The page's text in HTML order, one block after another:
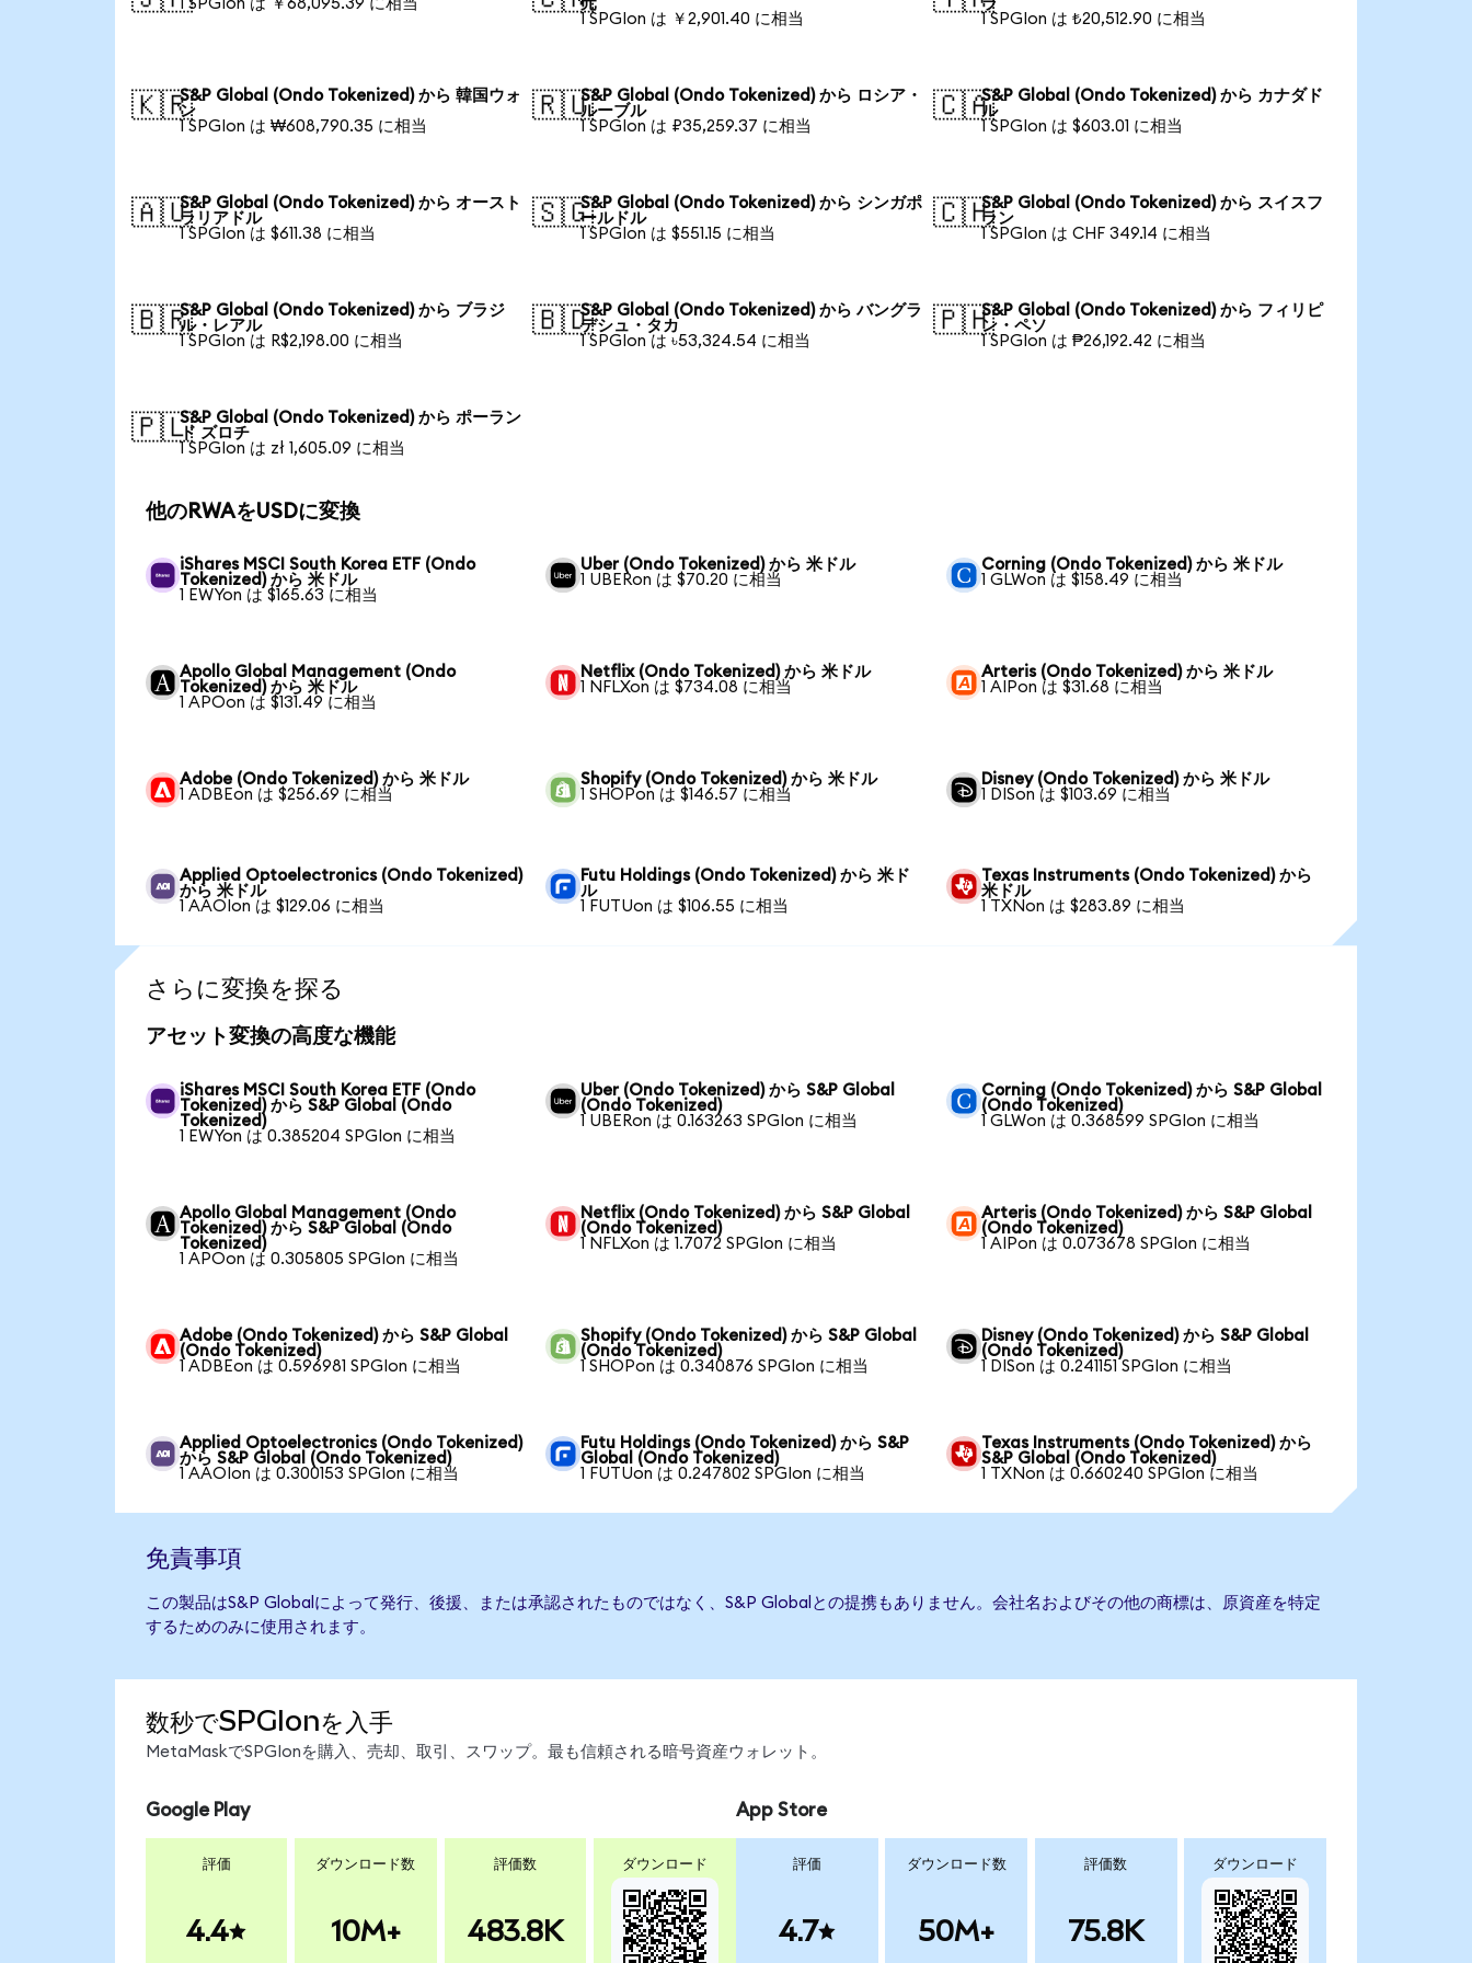
1 SPGIon は ￥68,095.39 に相当
元
1 SPGIon は ￥2,901.40 に相当
ラ
1 SPGIon は ₺20,512.90 に相当
🇰🇷S&P Global (Ondo Tokenized) から 韓国ウォ
ン
1 SPGIon は ₩608,790.35 に相当
🇷🇺S&P Global (Ondo Tokenized) から ロシア・
ルーブル
1 SPGIon は ₽35,259.37 に相当
🇨🇦S&P Global (Ondo Tokenized) から カナダド
ル
1 SPGIon は $603.01 に相当
🇦🇺S&P Global (Ondo Tokenized) から オースト
ラリアドル
1 SPGIon は $611.38 に相当
🇸🇬S&P Global (Ondo Tokenized) から シンガポ
ールドル
1 SPGIon は $551.15 に相当
🇨🇭S&P Global (Ondo Tokenized) から スイスフ
ラン
1 SPGIon は CHF 349.14 に相当
🇧🇷S&P Global (Ondo Tokenized) から ブラジ
ル・レアル
1 SPGIon は R$2,198.00 に相当
🇧🇩S&P Global (Ondo Tokenized) から バングラ
デシュ・タカ
1 SPGIon は ৳53,324.54 に相当
🇵🇭S&P Global (Ondo Tokenized) から フィリピ
ン・ペソ
1 SPGIon は ₱26,192.42 に相当
🇵🇱S&P Global (Ondo Tokenized) から ポーラン
ド ズロチ
1 SPGIon は zł 1,605.09 に相当
他のRWAをUSDに変換
iShares MSCI South Korea ETF (Ondo
Tokenized) から 米ドル
1 EWYon は $165.63 に相当
Uber (Ondo Tokenized) から 米ドル
1 UBERon は $70.20 に相当
Corning (Ondo Tokenized) から 米ドル
1 GLWon は $158.49 に相当
Apollo Global Management (Ondo
Tokenized) から 米ドル
1 APOon は $131.49 に相当
Netflix (Ondo Tokenized) から 米ドル
1 NFLXon は $734.08 に相当
Arteris (Ondo Tokenized) から 米ドル
1 AIPon は $31.68 に相当
Adobe (Ondo Tokenized) から 米ドル
1 ADBEon は $256.69 に相当
Shopify (Ondo Tokenized) から 米ドル
1 SHOPon は $146.57 に相当
Disney (Ondo Tokenized) から 米ドル
1 DISon は $103.69 に相当
Applied Optoelectronics (Ondo Tokenized)
から 米ドル
1 AAOIon は $129.06 に相当
Futu Holdings (Ondo Tokenized) から 米ド
ル
1 FUTUon は $106.55 に相当
Texas Instruments (Ondo Tokenized) から
米ドル
1 TXNon は $283.89 に相当
さらに変換を探る
アセット変換の高度な機能
iShares MSCI South Korea ETF (Ondo
Tokenized) から S&P Global (Ondo
Tokenized)
1 EWYon は 0.385204 SPGIon に相当
Uber (Ondo Tokenized) から S&P Global
(Ondo Tokenized)
1 UBERon は 0.163263 SPGIon に相当
Corning (Ondo Tokenized) から S&P Global
(Ondo Tokenized)
1 GLWon は 0.368599 SPGIon に相当
Apollo Global Management (Ondo
Tokenized) から S&P Global (Ondo
Tokenized)
1 APOon は 0.305805 SPGIon に相当
Netflix (Ondo Tokenized) から S&P Global
(Ondo Tokenized)
1 NFLXon は 1.7072 SPGIon に相当
Arteris (Ondo Tokenized) から S&P Global
(Ondo Tokenized)
1 AIPon は 0.073678 SPGIon に相当
Adobe (Ondo Tokenized) から S&P Global
(Ondo Tokenized)
1 ADBEon は 0.596981 SPGIon に相当
Shopify (Ondo Tokenized) から S&P Global
(Ondo Tokenized)
1 SHOPon は 0.340876 SPGIon に相当
Disney (Ondo Tokenized) から S&P Global
(Ondo Tokenized)
1 DISon は 0.241151 SPGIon に相当
Applied Optoelectronics (Ondo Tokenized)
から S&P Global (Ondo Tokenized)
1 AAOIon は 0.300153 SPGIon に相当
Futu Holdings (Ondo Tokenized) から S&P
Global (Ondo Tokenized)
1 FUTUon は 0.247802 SPGIon に相当
Texas Instruments (Ondo Tokenized) から
S&P Global (Ondo Tokenized)
1 TXNon は 0.660240 SPGIon に相当
免責事項
この製品はS&P Globalによって発行、後援、または承認されたものではなく、S&P Globalとの提携もありません。会社名およびその他の商標は、原資産を特定
するためのみに使用されます。
数秒でSPGIonを入手
MetaMaskでSPGIonを購入、売却、取引、スワップ。最も信頼される暗号資産ウォレット。
Google Play
評価
4.4
ダウンロード数
10M+
評価数
483.8K
ダウンロード
App Store
評価
4.7
ダウンロード数
50M+
評価数
75.8K
ダウンロード